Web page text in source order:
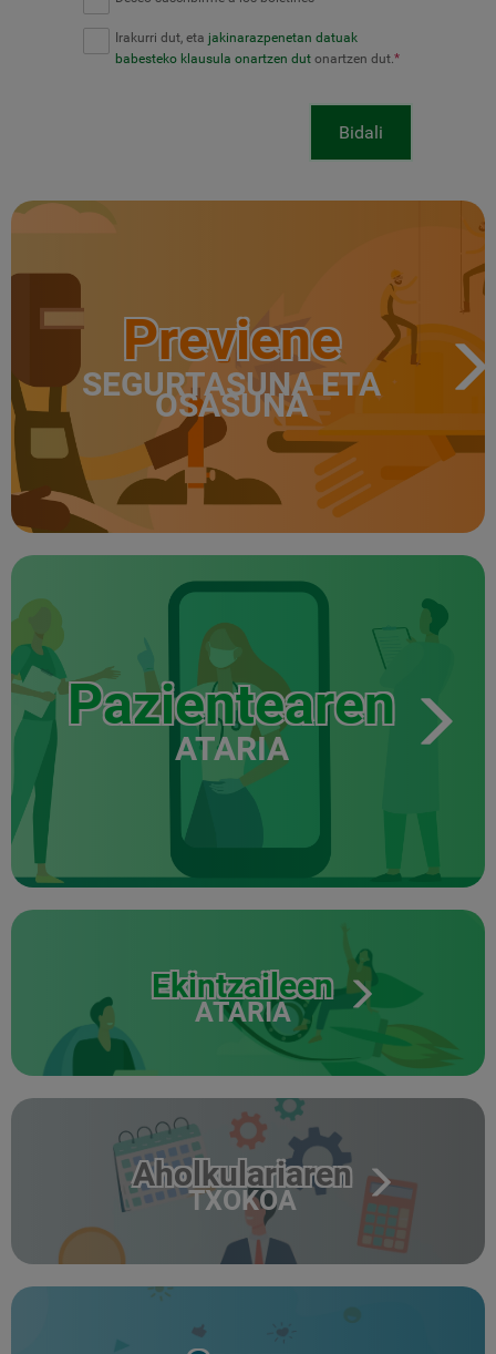
Irakurri dut, eta jakinarazpenetan datuak
babesteko klausula onartzen dut onartzen dut.*
Bidali
Previene
SEGURTASUNA ETA
OSASUNA
Pazientearen
ATARIA
Ekintzaileen
ATARIA
Aholkulariaren
TXOKOA